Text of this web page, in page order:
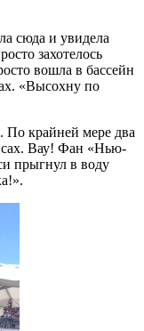
сюда и увидела
захотелось
вошла в бассейн
«Высохну по
По крайней мере два
Вау! Фан «Нью-
прыгнул в воду